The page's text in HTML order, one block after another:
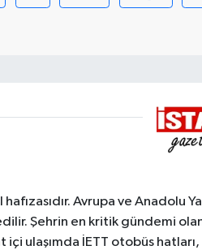
Avrupa ve Anadolu
Şehrin en kritik gündemi
ulaşımda İETT otobüs